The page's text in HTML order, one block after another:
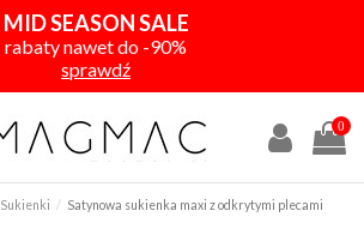
MID SEASON SALE
rabaty nawet do -90%
sprawdź
0
Sukienki
Satynowa sukienka maxi z odkrytymi plecami